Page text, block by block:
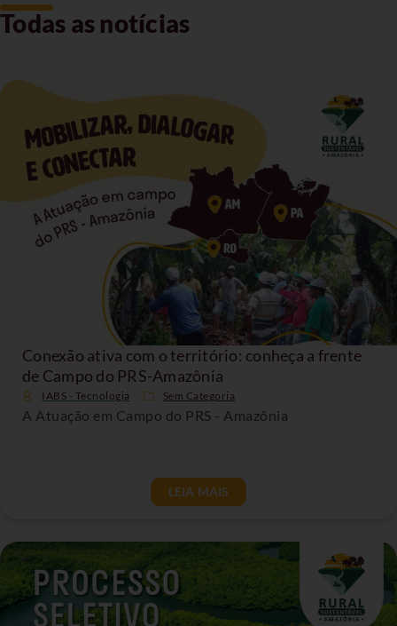
Todas as notícias
Conexão ativa com o território: conheça a frente
de Campo do PRS-Amazônia
IABS - Tecnologia Sem Categoria
A Atuação em Campo do PRS - Amazônia
LEIA MAIS